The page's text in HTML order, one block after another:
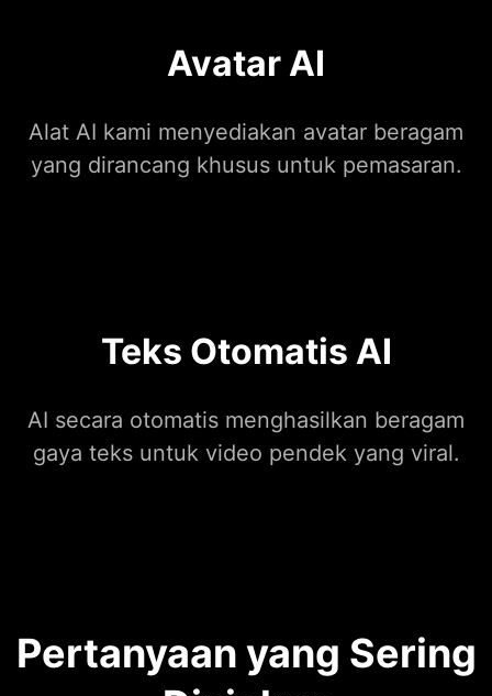
Avatar AI
Alat AI kami menyediakan avatar beragam
yang dirancang khusus untuk pemasaran.
Teks Otomatis AI
AI secara otomatis menghasilkan beragam
gaya teks untuk video pendek yang viral.
Pertanyaan yang Sering